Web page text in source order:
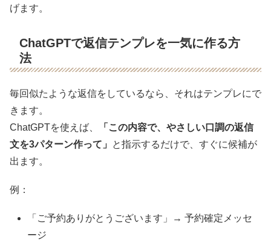
げます。
ChatGPTで返信テンプレを一気に作る方
法
毎回似たような返信をしているなら、それはテンプレにで
きます。
ChatGPTを使えば、
「この内容で、やさしい口調の返信
文を3パターン作って」
と指示するだけで、すぐに候補が
出ます。
例：
「ご予約ありがとうございます」→ 予約確定メッセ
ージ